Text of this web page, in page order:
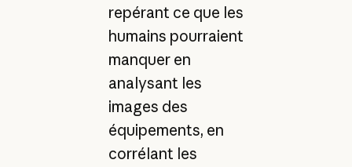
repérant ce que les
humains pourraient
manquer en
analysant les
images des
équipements, en
corrélant les